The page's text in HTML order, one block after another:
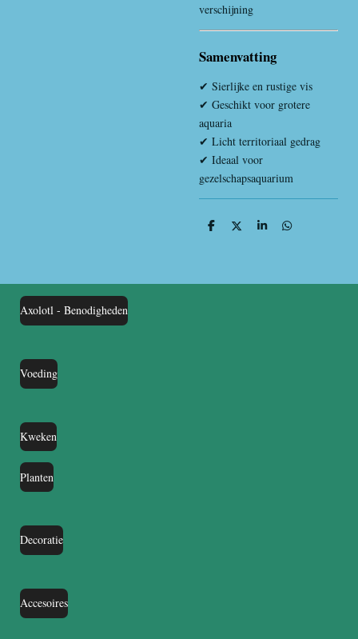
verschijning
Samenvatting
✔ Sierlijke en rustige vis
✔ Geschikt voor grotere
aquaria
✔ Licht territoriaal gedrag
✔ Ideaal voor
gezelschapsaquarium
D
D
S
D
Axolotl - Benodigheden
Voeding
Kweken
Planten
Decoratie
Accesoires